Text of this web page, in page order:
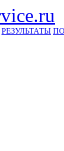
РЕЗУЛЬТАТЫ